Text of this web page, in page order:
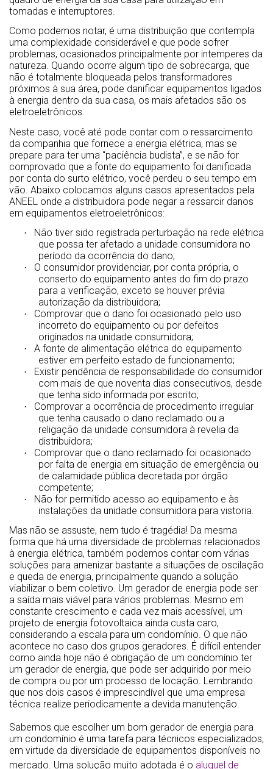
tomadas e interruptores.
Como podemos notar, é uma distribuição que contempla
uma complexidade considerável e que pode sofrer
problemas, ocasionados principalmente por intemperes da
natureza. Quando ocorre algum tipo de sobrecarga, que
não é totalmente bloqueada pelos transformadores
próximos à sua área, pode danificar equipamentos ligados
à energia dentro da sua casa, os mais afetados são os
eletroeletrônicos.
Neste caso, você até pode contar com o ressarcimento
da companhia que fornece a energia elétrica, mas se
prepare para ter uma “paciência budista”, e se não for
comprovado que a fonte do equipamento foi danificada
por conta do surto elétrico, você perdeu o seu tempo em
vão. Abaixo colocamos alguns casos apresentados pela
ANEEL onde a distribuidora pode negar a ressarcir danos
em equipamentos eletroeletrônicos:
·
Não tiver sido registrada perturbação na rede elétrica
que possa ter afetado a unidade consumidora no
período da ocorrência do dano;
·
O consumidor providenciar, por conta própria, o
conserto do equipamento antes do fim do prazo
para a verificação, exceto se houver prévia
autorização da distribuidora;
·
Comprovar que o dano foi ocasionado pelo uso
incorreto do equipamento ou por defeitos
originados na unidade consumidora;
·
A fonte de alimentação elétrica do equipamento
estiver em perfeito estado de funcionamento;
·
Existir pendência de responsabilidade do consumidor
com mais de que noventa dias consecutivos, desde
que tenha sido informada por escrito;
·
Comprovar a ocorrência de procedimento irregular
que tenha causado o dano reclamado ou a
religação da unidade consumidora à revelia da
distribuidora;
·
Comprovar que o dano reclamado foi ocasionado
por falta de energia em situação de emergência ou
de calamidade pública decretada por órgão
competente;
·
Não for permitido acesso ao equipamento e às
instalações da unidade consumidora para vistoria.
Mas não se assuste, nem tudo é tragédia! Da mesma
forma que há uma diversidade de problemas relacionados
à energia elétrica, também podemos contar com várias
soluções para amenizar bastante a situações de oscilação
e queda de energia, principalmente quando a solução
viabilizar o bem coletivo. Um gerador de energia pode ser
a saída mais viável para vários problemas. Mesmo em
constante crescimento e cada vez mais acessível, um
projeto de energia fotovoltaica ainda custa caro,
considerando a escala para um condomínio. O que não
acontece no caso dos grupos geradores. É difícil entender
como ainda hoje não é obrigação de um condomínio ter
um gerador de energia, que pode ser adquirido por meio
de compra ou por um processo de locação. Lembrando
que nos dois casos é imprescindível que uma empresa
técnica realize periodicamente a devida manutenção.
Sabemos que escolher um bom gerador de energia para
um condomínio é uma tarefa para técnicos especializados,
em virtude da diversidade de equipamentos disponíveis no
mercado. Uma solução muito adotada é o aluguel de